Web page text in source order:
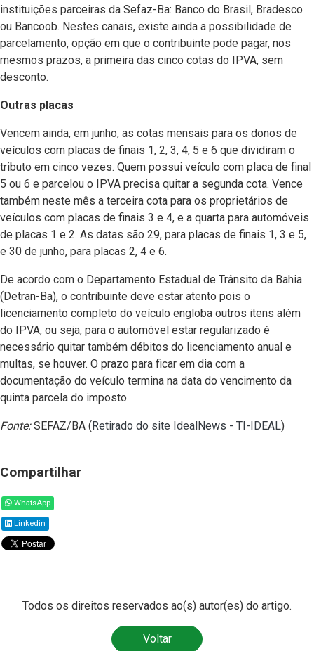
instituições parceiras da Sefaz-Ba: Banco do Brasil, Bradesco
ou Bancoob. Nestes canais, existe ainda a possibilidade de
parcelamento, opção em que o contribuinte pode pagar, nos
mesmos prazos, a primeira das cinco cotas do IPVA, sem
desconto.
Outras placas
Vencem ainda, em junho, as cotas mensais para os donos de
veículos com placas de finais 1, 2, 3, 4, 5 e 6 que dividiram o
tributo em cinco vezes. Quem possui veículo com placa de final
5 ou 6 e parcelou o IPVA precisa quitar a segunda cota. Vence
também neste mês a terceira cota para os proprietários de
veículos com placas de finais 3 e 4, e a quarta para automóveis
de placas 1 e 2. As datas são 29, para placas de finais 1, 3 e 5,
e 30 de junho, para placas 2, 4 e 6.
De acordo com o Departamento Estadual de Trânsito da Bahia
(Detran-Ba), o contribuinte deve estar atento pois o
licenciamento completo do veículo engloba outros itens além
do IPVA, ou seja, para o automóvel estar regularizado é
necessário quitar também débitos do licenciamento anual e
multas, se houver. O prazo para ficar em dia com a
documentação do veículo termina na data do vencimento da
quinta parcela do imposto.
Fonte:SEFAZ/BA (Retirado do site IdealNews - TI-IDEAL)
Compartilhar
WhatsApp
Linkedin
Todos os direitos reservados ao(s) autor(es) do artigo.
Voltar